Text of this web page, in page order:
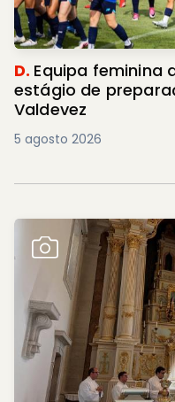
D. Equipa feminina
estágio de
Valdevez
5 agosto 2026